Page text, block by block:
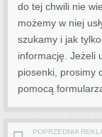
do tej chwili nie
możemy w niej
szukamy i jak
informację. Jeżeli
piosenki, prosimy
pomocą
POPRZEDNIA